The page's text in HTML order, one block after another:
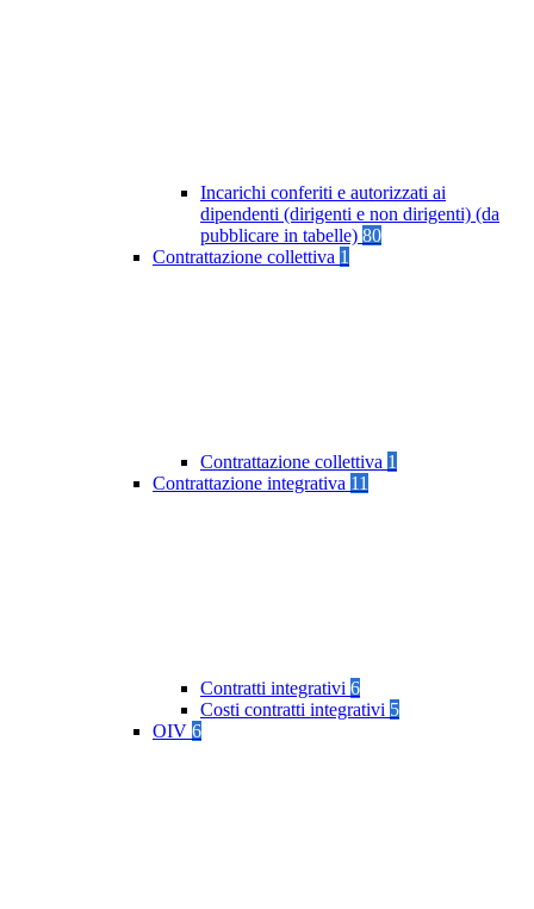
Incarichi conferiti e autorizzati ai
dipendenti (dirigenti e non dirigenti) (da
pubblicare in tabelle) 80
Contrattazione collettiva 1
Contrattazione collettiva 1
Contrattazione integrativa 11
Contratti integrativi 6
Costi contratti integrativi 5
OIV 6